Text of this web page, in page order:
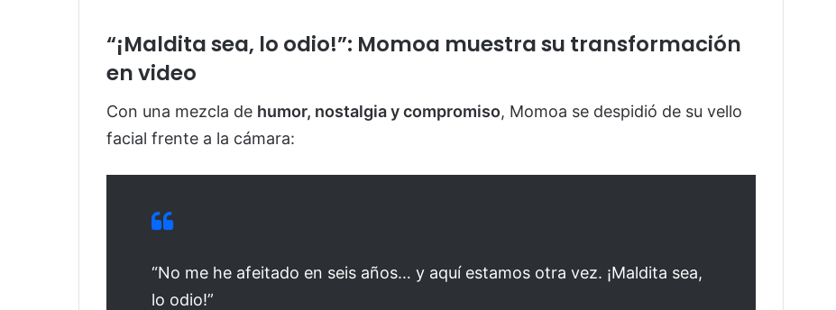
“¡Maldita sea, lo odio!”: Momoa muestra su transformación
en video
Con una mezcla de humor, nostalgia y compromiso, Momoa se despidió de su vello
facial frente a la cámara:
“No me he afeitado en seis años… y aquí estamos otra vez. ¡Maldita sea,
lo odio!”